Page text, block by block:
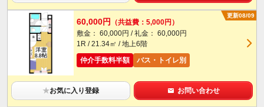
更新08/09
60,000円
（共益費：5,000円）
敷金： 60,000円 / 礼金： 60,000円
1R / 21.34㎡ / 地上6階
仲介手数料半額
バス・トイレ別
★お気に入り登録 お問い合わせ